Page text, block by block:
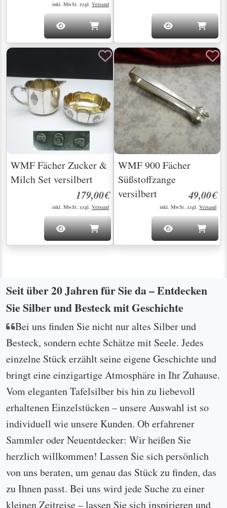
inkl. MwSt. zzgl. Versand
WMF Fächer Zucker &
Milch Set versilbert
179,00€
inkl. MwSt. zzgl. Versand
WMF 900 Fächer
Süßstoffzange
versilbert
49,00€
inkl. MwSt. zzgl. Versand
Seit über 20 Jahren für Sie da – Entdecken
Sie Silber und Besteck mit Geschichte
Bei uns finden Sie nicht nur altes Silber und
Besteck, sondern echte Schätze mit Seele. Jedes
einzelne Stück erzählt seine eigene Geschichte und
bringt eine einzigartige Atmosphäre in Ihr Zuhause.
Vom eleganten Tafelsilber bis hin zu liebevoll
erhaltenen Einzelstücken – unsere Auswahl ist so
individuell wie unsere Kunden. Ob erfahrener
Sammler oder Neuentdecker: Wir heißen Sie
herzlich willkommen! Lassen Sie sich persönlich
von uns beraten, um genau das Stück zu finden, das
zu Ihnen passt. Bei uns wird jede Suche zu einer
kleinen Zeitreise – lassen Sie sich inspirieren und